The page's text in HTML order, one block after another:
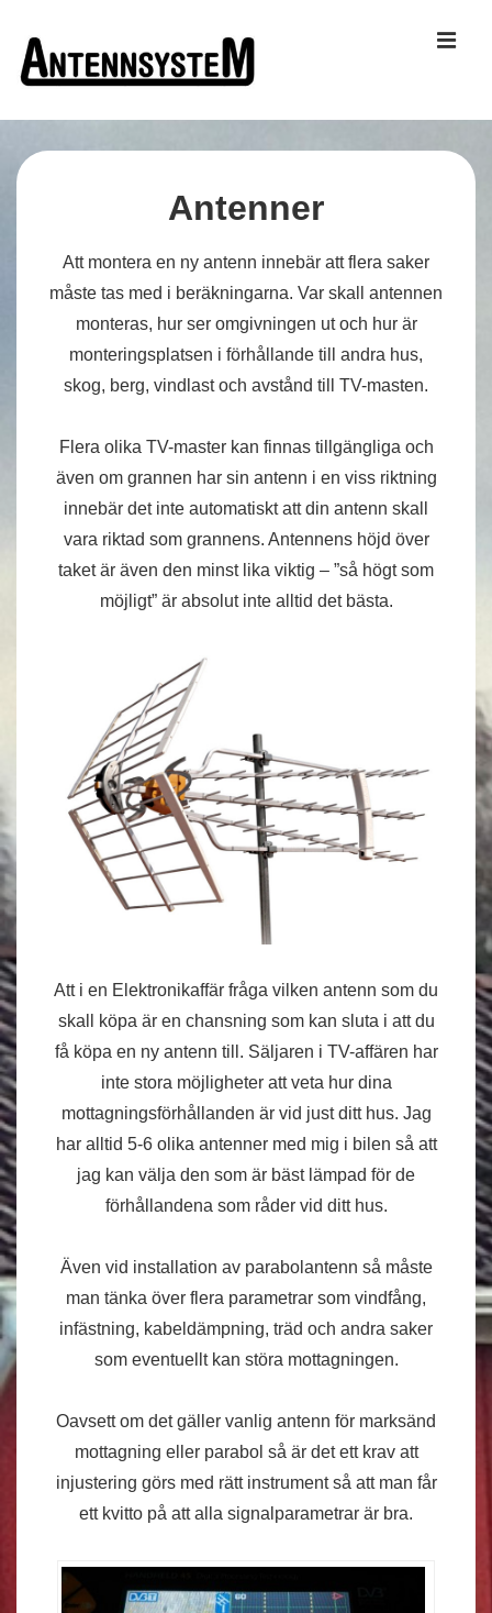
Hoppa
Antenner
Att montera en ny antenn innebär att flera saker
måste tas med i beräkningarna. Var skall antennen
monteras, hur ser omgivningen ut och hur är
monteringsplatsen i förhållande till andra hus,
skog, berg, vindlast och avstånd till TV-masten.
Flera olika TV-master kan finnas tillgängliga och
även om grannen har sin antenn i en viss riktning
innebär det inte automatiskt att din antenn skall
vara riktad som grannens. Antennens höjd över
taket är även den minst lika viktig – ”så högt som
möjligt” är absolut inte alltid det bästa.
Att i en Elektronikaffär fråga vilken antenn som du
skall köpa är en chansning som kan sluta i att du
få köpa en ny antenn till. Säljaren i TV-affären har
inte stora möjligheter att veta hur dina
mottagningsförhållanden är vid just ditt hus. Jag
har alltid 5-6 olika antenner med mig i bilen så att
jag kan välja den som är bäst lämpad för de
förhållandena som råder vid ditt hus.
Även vid installation av parabolantenn så måste
man tänka över flera parametrar som vindfång,
infästning, kabeldämpning, träd och andra saker
som eventuellt kan störa mottagningen.
Oavsett om det gäller vanlig antenn för marksänd
mottagning eller parabol så är det ett krav att
injustering görs med rätt instrument så att man får
ett kvitto på att alla signalparametrar är bra.